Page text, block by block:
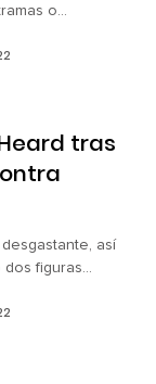
o
lejanos, con
[…]
tras
así
dos figuras
semanas que